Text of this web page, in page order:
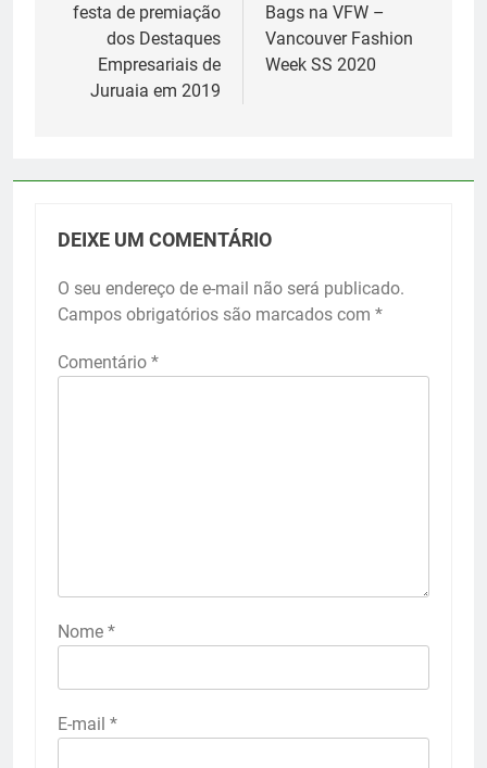
Post
festa de premiação
dos Destaques
Empresariais de
Juruaia em 2019
Bags na VFW –
Vancouver Fashion
Week SS 2020
DEIXE UM COMENTÁRIO
O seu endereço de e-mail não será publicado.
Campos obrigatórios são marcados com *
Comentário *
Nome *
E-mail *